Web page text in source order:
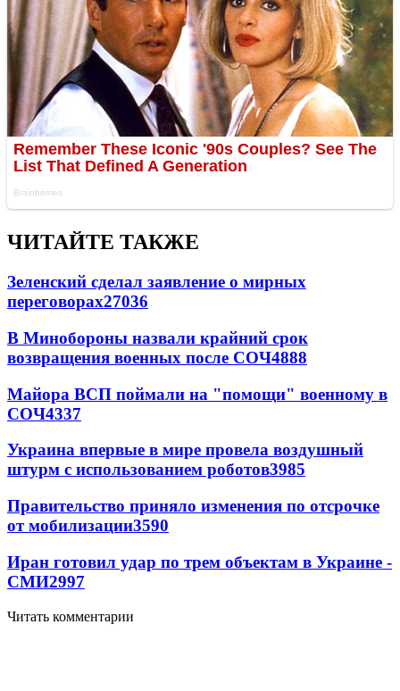
ЧИТАЙТЕ ТАКЖЕ
Зеленский сделал заявление о мирных
переговорах27036
В Минобороны назвали крайний срок
возвращения военных после СОЧ4888
Майора ВСП поймали на "помощи" военному в
СОЧ4337
Украина впервые в мире провела воздушный
штурм с использованием роботов3985
Правительство приняло изменения по отсрочке
от мобилизации3590
Иран готовил удар по трем объектам в Украине -
СМИ2997
Читать комментарии